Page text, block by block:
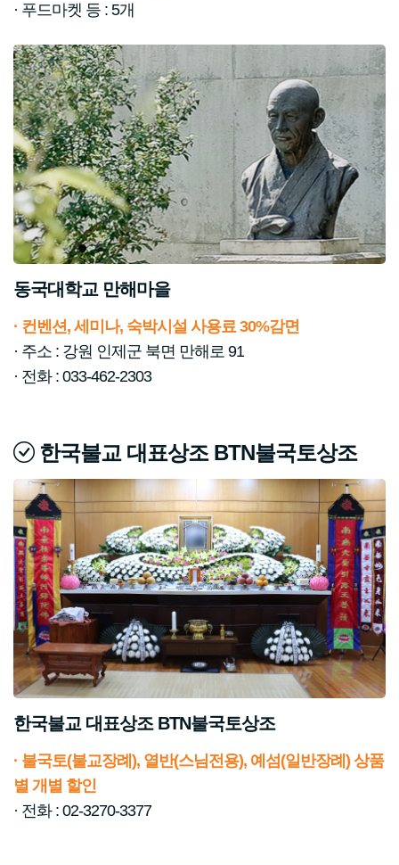
· 푸드마켓 등 : 5개
동국대학교 만해마을
· 컨벤션, 세미나, 숙박시설 사용료 30%감면
· 주소 : 강원 인제군 북면 만해로 91
· 전화 : 033-462-2303
한국불교 대표상조 BTN불국토상조
한국불교 대표상조 BTN불국토상조
· 불국토(불교장례), 열반(스님전용), 예섬(일반장례) 상품
별 개별 할인
· 전화 : 02-3270-3377